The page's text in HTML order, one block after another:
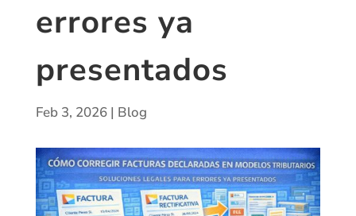
errores ya
presentados
Feb 3, 2026| Blog